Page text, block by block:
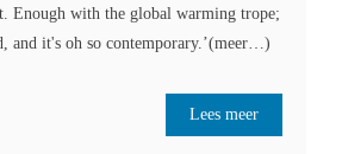
Enough with the global warming trope;
and it's oh so contemporary.’(meer…)
Lees meer